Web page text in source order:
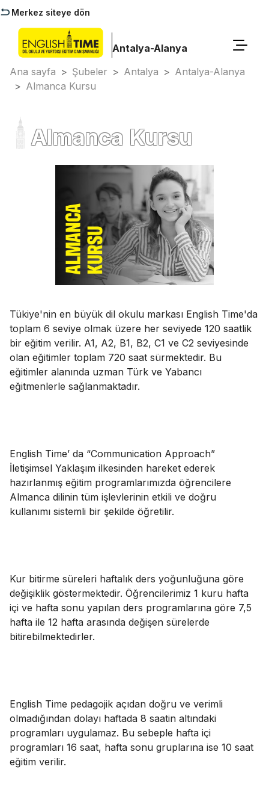
Merkez siteye dön
Antalya-Alanya
Ana sayfa > Şubeler > Antalya > Antalya-Alanya
> Almanca Kursu
Almanca Kursu
Tükiye'nin en büyük dil okulu markası English Time'da
toplam 6 seviye olmak üzere her seviyede 120 saatlik
bir eğitim verilir. A1, A2, B1, B2, C1 ve C2 seviyesinde
olan eğitimler toplam 720 saat sürmektedir. Bu
eğitimler alanında uzman Türk ve Yabancı
eğitmenlerle sağlanmaktadır.
English Time’ da “Communication Approach”
İletişimsel Yaklaşım ilkesinden hareket ederek
hazırlanmış eğitim programlarımızda öğrencilere
Almanca dilinin tüm işlevlerinin etkili ve doğru
kullanımı sistemli bir şekilde öğretilir.
Kur bitirme süreleri haftalık ders yoğunluğuna göre
değişiklik göstermektedir. Öğrencilerimiz 1 kuru hafta
içi ve hafta sonu yapılan ders programlarına göre 7,5
hafta ile 12 hafta arasında değişen sürelerde
bitirebilmektedirler.
English Time pedagojik açıdan doğru ve verimli
olmadığından dolayı haftada 8 saatin altındaki
programları uygulamaz. Bu sebeple hafta içi
programları 16 saat, hafta sonu gruplarına ise 10 saat
eğitim verilir.